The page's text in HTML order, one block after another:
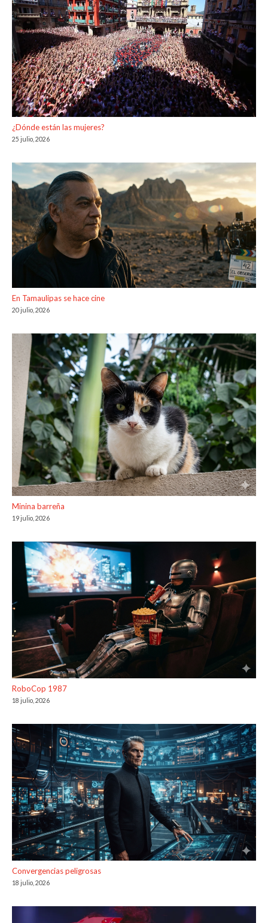
¿Dónde están las mujeres?
25 julio, 2026
En Tamaulipas se hace cine
20 julio, 2026
Minina barreña
19 julio, 2026
RoboCop 1987
18 julio, 2026
Convergencias peligrosas
18 julio, 2026